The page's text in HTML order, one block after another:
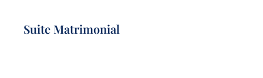
Suite Matrimonial